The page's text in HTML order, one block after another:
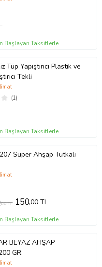
ve kapı kanatlarınn
yapıştırma işleminde.
Başlayan Taksitlerle
Tüp Yapıştırıcı Plastik ve
Tekli
(1)
Başlayan Taksitlerle
Süper Ahşap Tutkalı
,00 TL 150,00 TL
Başlayan Taksitlerle
BEYAZ AHŞAP
GR.